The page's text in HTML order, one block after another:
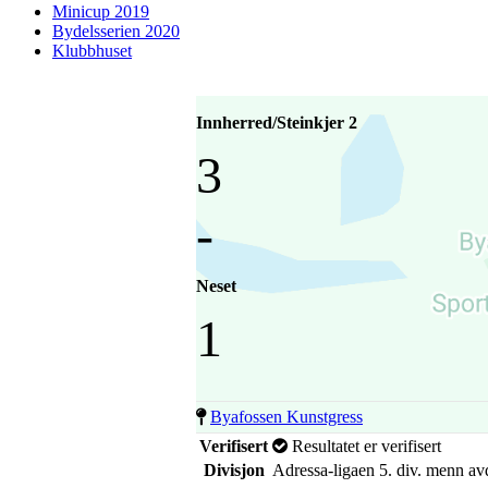
Minicup 2019
Bydelsserien 2020
Klubbhuset
Innherred/Steinkjer 2
3
-
Neset
1
Byafossen Kunstgress
Verifisert
Resultatet er verifisert
Divisjon Adressa-ligaen 5. div. menn